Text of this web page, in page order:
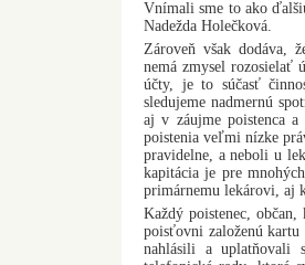
Vnímali sme to ako
Nadežda Holečková.
Zároveň však dodáva,
nemá zmysel rozosielať
účty, je to súčasť
sledujeme nadmernú
aj v záujme poistenca
poistenia veľmi nízke
pravidelne, a neboli u
kapitácia je pre
primárnemu lekárovi, aj
Každý poistenec,
poisťovni založenú kartu
nahlásili a uplatňovali